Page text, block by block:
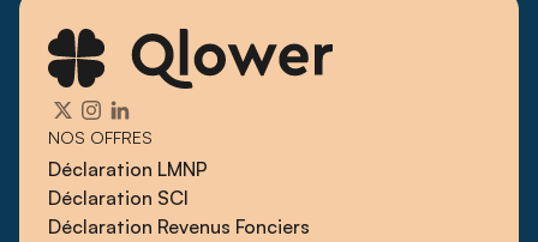
NOS OFFRES
Déclaration LMNP
Déclaration SCI
Déclaration Revenus Fonciers